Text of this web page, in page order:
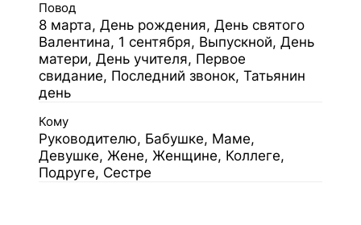
Повод
8 марта, День рождения, День святого
Валентина, 1 сентября, Выпускной, День
матери, День учителя, Первое
свидание, Последний звонок, Татьянин
день
Кому
Руководителю, Бабушке, Маме,
Девушке, Жене, Женщине, Коллеге,
Подруге, Сестре